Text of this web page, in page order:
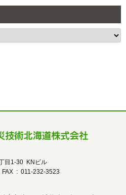
目1-30 KNビル
FAX : 011-232-3523